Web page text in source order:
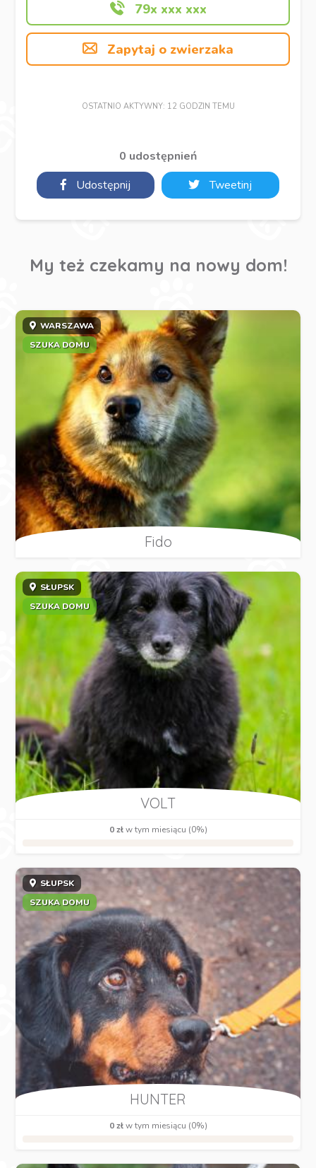
79x xxx xxx
Zapytaj o zwierzaka
OSTATNIO AKTYWNY: 12 GODZIN TEMU
0 udostępnień
Udostępnij
Tweetinj
My też czekamy na nowy dom!
WARSZAWA
SZUKA DOMU
Fido
SŁUPSK
SZUKA DOMU
VOLT
0 złw tym miesiącu (0%)
SŁUPSK
SZUKA DOMU
HUNTER
0 złw tym miesiącu (0%)